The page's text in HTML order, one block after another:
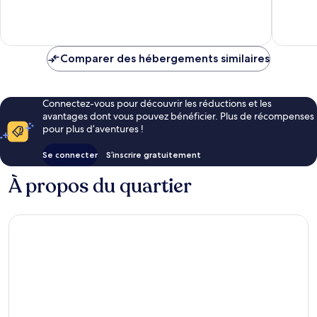
Comparer des hébergements similaires
Connectez-vous pour découvrir les réductions et les
avantages dont vous pouvez bénéficier. Plus de récompenses
pour plus d’aventures !
Se connecter S’inscrire gratuitement
À propos du quartier